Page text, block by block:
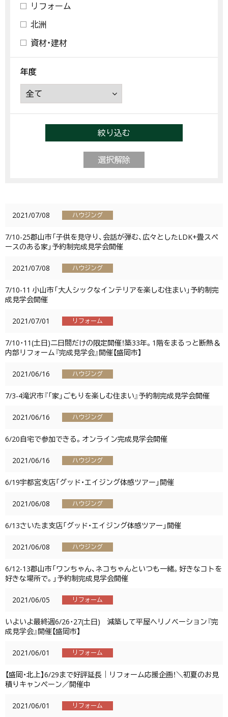
リフォーム
北洲
資材・建材
年度
絞り込む
選択解除
2021/07/08 ハウジング
7/10-25郡山市「子供を見守り、会話が弾む、広々としたLDK+畳スペ
ースのある家」予約制完成見学会開催
2021/07/08 ハウジング
7/10-11 小山市「大人シックなインテリアを楽しむ住まい」予約制完
成見学会開催
2021/07/01 リフォーム
7/10･11(土日)二日間だけの限定開催！築33年。1階をまるっと断熱＆
内部リフォーム『完成見学会』開催【盛岡市】
2021/06/16 ハウジング
7/3-4滝沢市『「家」ごもりを楽しむ住まい』予約制完成見学会開催
2021/06/16 ハウジング
6/20自宅で参加できる。オンライン完成見学会開催
2021/06/16 ハウジング
6/19宇都宮支店「グッド・エイジング体感ツアー」開催
2021/06/08 ハウジング
6/13さいたま支店「グッド・エイジング体感ツアー」開催
2021/06/08 ハウジング
6/12-13郡山市「ワンちゃん、ネコちゃんといつも一緒。好きなコトを
好きな場所で。」予約制完成見学会開催
2021/06/05 リフォーム
いよいよ最終週6/26･27(土日) 減築して平屋へリノベーション『完
成見学会』開催【盛岡市】
2021/06/01 リフォーム
【盛岡・北上】6/29まで好評延長｜リフォーム応援企画！＼初夏のお見
積りキャンペーン／開催中
2021/06/01 リフォーム